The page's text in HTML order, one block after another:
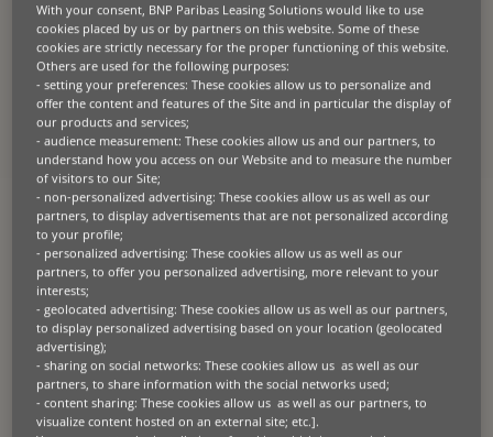
Dai nuova linfa al tuo
business
Se sei un produttore o fornitore di attrezzature
Rafforza il tuo business collaborando con noi.
Aumenta le vendite, accresci la soddisfazione
del Cliente e diventa sempre più sostenibile.
Se sei un’azienda
Fatti supportare da noi per conoscere come
possiamo potenziare la tua attività con le nostre
soluzioni di leasing e di gestione dei beni
CONTATTACI
With your consent, BNP Paribas Leasing Solutions would like to use
cookies placed by us or by partners on this website. Some of these
cookies are strictly necessary for the proper functioning of this website.
Others are used for the following purposes:
- setting your preferences: These cookies allow us to personalize and
offer the content and features of the Site and in particular the display of
our products and services;
- audience measurement: These cookies allow us and our partners, to
understand how you access on our Website and to measure the number
of visitors to our Site;
- non-personalized advertising: These cookies allow us as well as our
partners, to display advertisements that are not personalized according
to your profile;
- personalized advertising: These cookies allow us as well as our
partners, to offer you personalized advertising, more relevant to your
interests;
- geolocated advertising: These cookies allow us as well as our partners,
to display personalized advertising based on your location (geolocated
advertising);
- sharing on social networks: These cookies allow us as well as our
partners, to share information with the social networks used;
- content sharing: These cookies allow us as well as our partners, to
visualize content hosted on an external site; etc.].